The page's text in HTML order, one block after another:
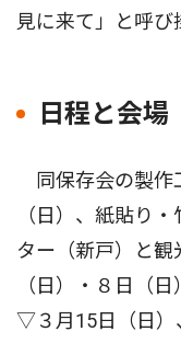
見に来て」と呼び
日程と会場
同保存会の製作
（日）、紙貼り
ター（新戸）と
（日）・８日（
▽３月15日（日）